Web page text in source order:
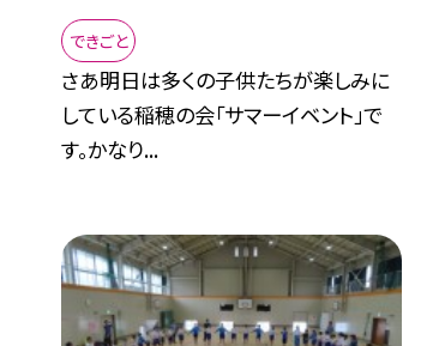
できごと
さあ明日は多くの子供たちが楽しみに
している稲穂の会「サマーイベント」で
す。かなり...